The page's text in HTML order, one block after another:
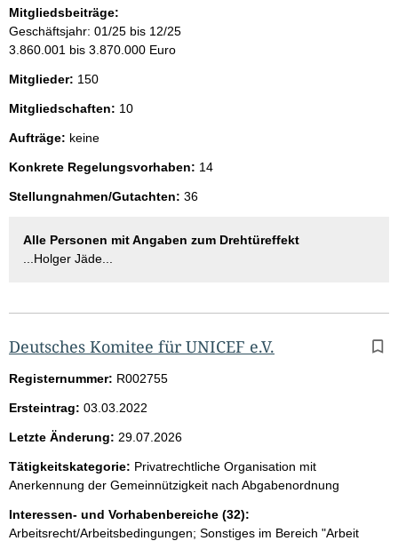
Mitgliedsbeiträge:
Geschäftsjahr: 01/25 bis 12/25
3.860.001 bis 3.870.000 Euro
Mitglieder: 150
Mitgliedschaften: 10
Aufträge: keine
Konkrete Regelungsvorhaben: 14
Stellungnahmen/Gutachten: 36
Alle Personen mit Angaben zum Drehtüreffekt
...Holger Jäde...
Deutsches Komitee für UNICEF e.V.
Registernummer: R002755
Ersteintrag: 03.03.2022
Letzte Änderung: 29.07.2026
Tätigkeitskategorie: Privatrechtliche Organisation mit
Anerkennung der Gemeinnützigkeit nach Abgabenordnung
Interessen- und Vorhabenbereiche (32):
Arbeitsrecht/Arbeitsbedingungen; Sonstiges im Bereich "Arbeit